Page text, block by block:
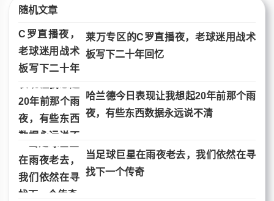
随机文章
莱万专区的C罗直播夜，老球迷用战术
板写下二十年回忆
哈兰德今日表现让我想起20年前那个雨
夜，有些东西数据永远说不清
当足球巨星在雨夜老去，我们依然在寻
找下一个传奇